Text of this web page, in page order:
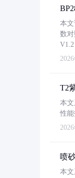
本
数
V1.2
T2
本
性
喷
本